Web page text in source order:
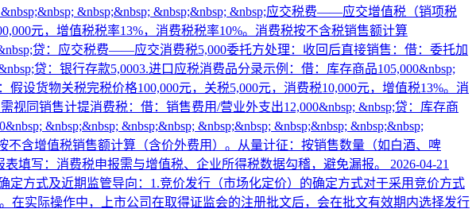
&nbsp;&nbsp; &nbsp;&nbsp; &nbsp;应交税费——应交增值税（销项税
元，增值税税率13%，消费税税率10%。消费税按不含税销售额计算
贷：应交税费——应交消费税5,000‌委托方处理‌：‌收回后直接销售‌：借：委托加
贷：银行存款5,000‌3.进口应税消费品‌‌分录示例‌：借：库存商品105,000&nbsp;
设货物关税完税价格100,000元，关税5,000元，消费税10,000元，增值税13%。消
同销售计提消费税：借：销售费用/营业外支出12,000&nbsp; &nbsp;贷：库存商
&nbsp;&nbsp; &nbsp;&nbsp; &nbsp;&nbsp; &nbsp;&nbsp; &nbsp;&nbsp;
不含增值税销售额计算（含价外费用）。从量计征：按销售数量（如白酒、啤
填写‌：消费税申报需与增值税、企业所得税数据勾稽，避免漏报。
2026-04-21
定方式及近期监管导向：1.竞价发行（市场化定价）的确定方式对于采用竞价方式
实际操作中，上市公司在取得证监会的注册批文后，会在批文有效期内选择发行